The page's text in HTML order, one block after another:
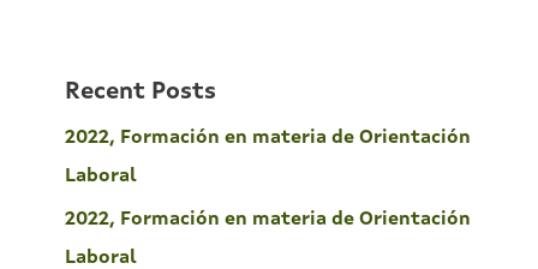
Recent Posts
2022, Formación en materia de Orientación
Laboral
2022, Formación en materia de Orientación
Laboral